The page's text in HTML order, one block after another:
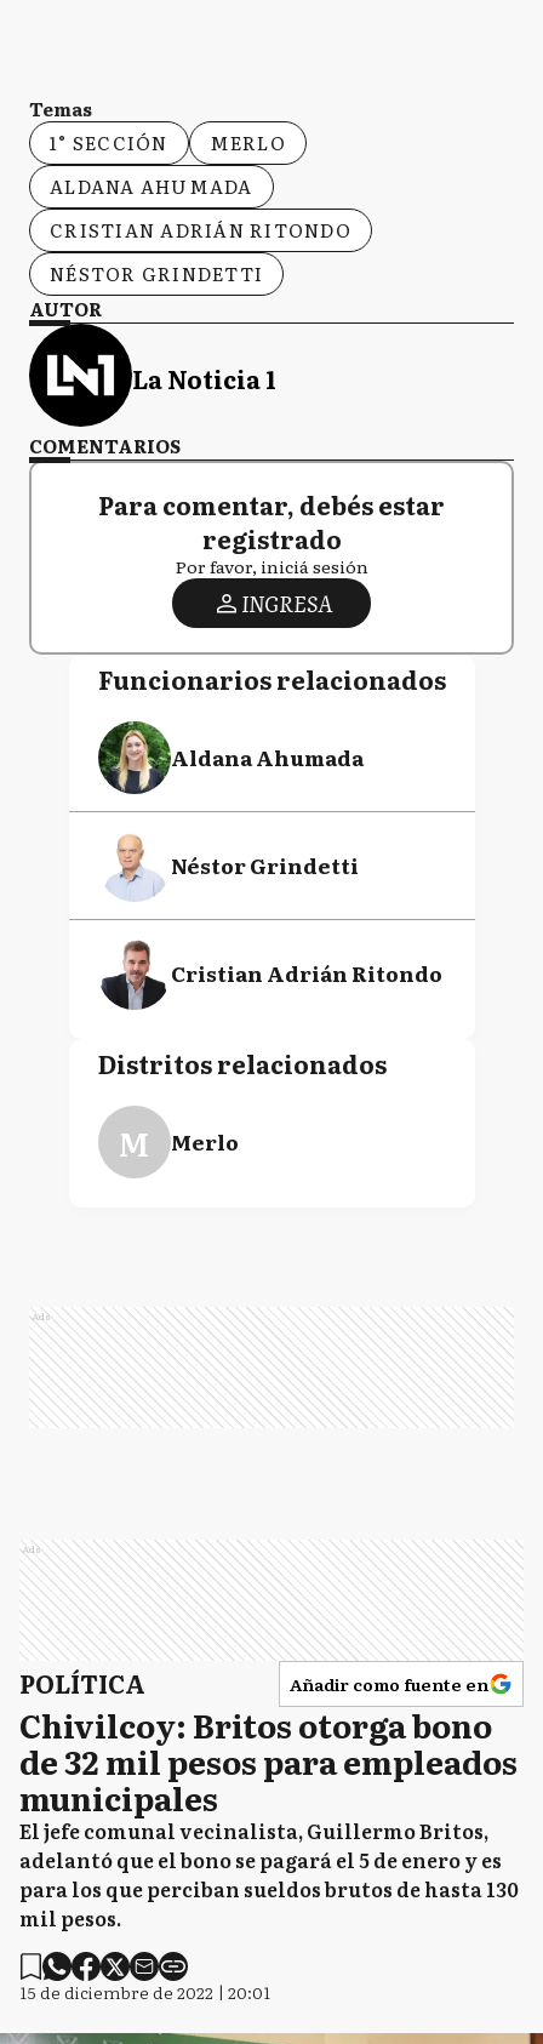
Temas
1° SECCIÓN
MERLO
ALDANA AHUMADA
CRISTIAN ADRIÁN RITONDO
NÉSTOR GRINDETTI
AUTOR
La Noticia 1
COMENTARIOS
Para comentar, debés estar
registrado
Por favor, iniciá sesión
INGRESA
Funcionarios relacionados
Aldana Ahumada
Néstor Grindetti
Cristian Adrián Ritondo
Distritos relacionados
M Merlo
Ads
Ads
POLÍTICA Añadir como fuente en
Chivilcoy: Britos otorga bono
de 32 mil pesos para empleados
municipales
El jefe comunal vecinalista, Guillermo Britos,
adelantó que el bono se pagará el 5 de enero y es
para los que perciban sueldos brutos de hasta 130
mil pesos.
15 de diciembre de 2022 | 20:01